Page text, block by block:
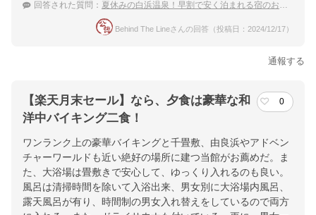
回答された質問： 夏休みの白浜温泉！早割で安く泊まれる宿のおすすめは？
Behind The Lineさんの回答（投稿日：2024/12/17）
通報する
【楽天月末セール】なら、夕食は豪華な和
洋中バイキング二食！
0
ワンランク上の豪華バイキングと千畳敷、由良浜やアドベン
チャーワールドも近い絶好の場所に建つ当館がお薦めだ。ま
た、大浴場は畳敷きで安心して、ゆっくり入れるのも良い。
風呂は清掃時間を除いて入浴出来、男女別に大浴場内風呂、
露天風呂が有り、時間制の男女入れ替えをしているので両方